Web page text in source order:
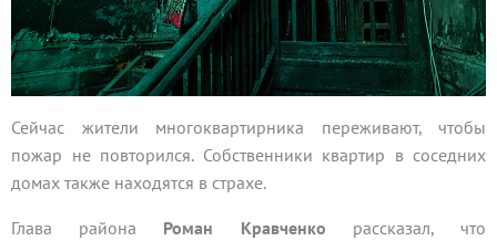
Сейчас жители многоквартирника переживают, чтобы
пожар не повторился. Собственники квартир в соседних
домах также находятся в страхе.
Глава района Роман Кравченко рассказал, что